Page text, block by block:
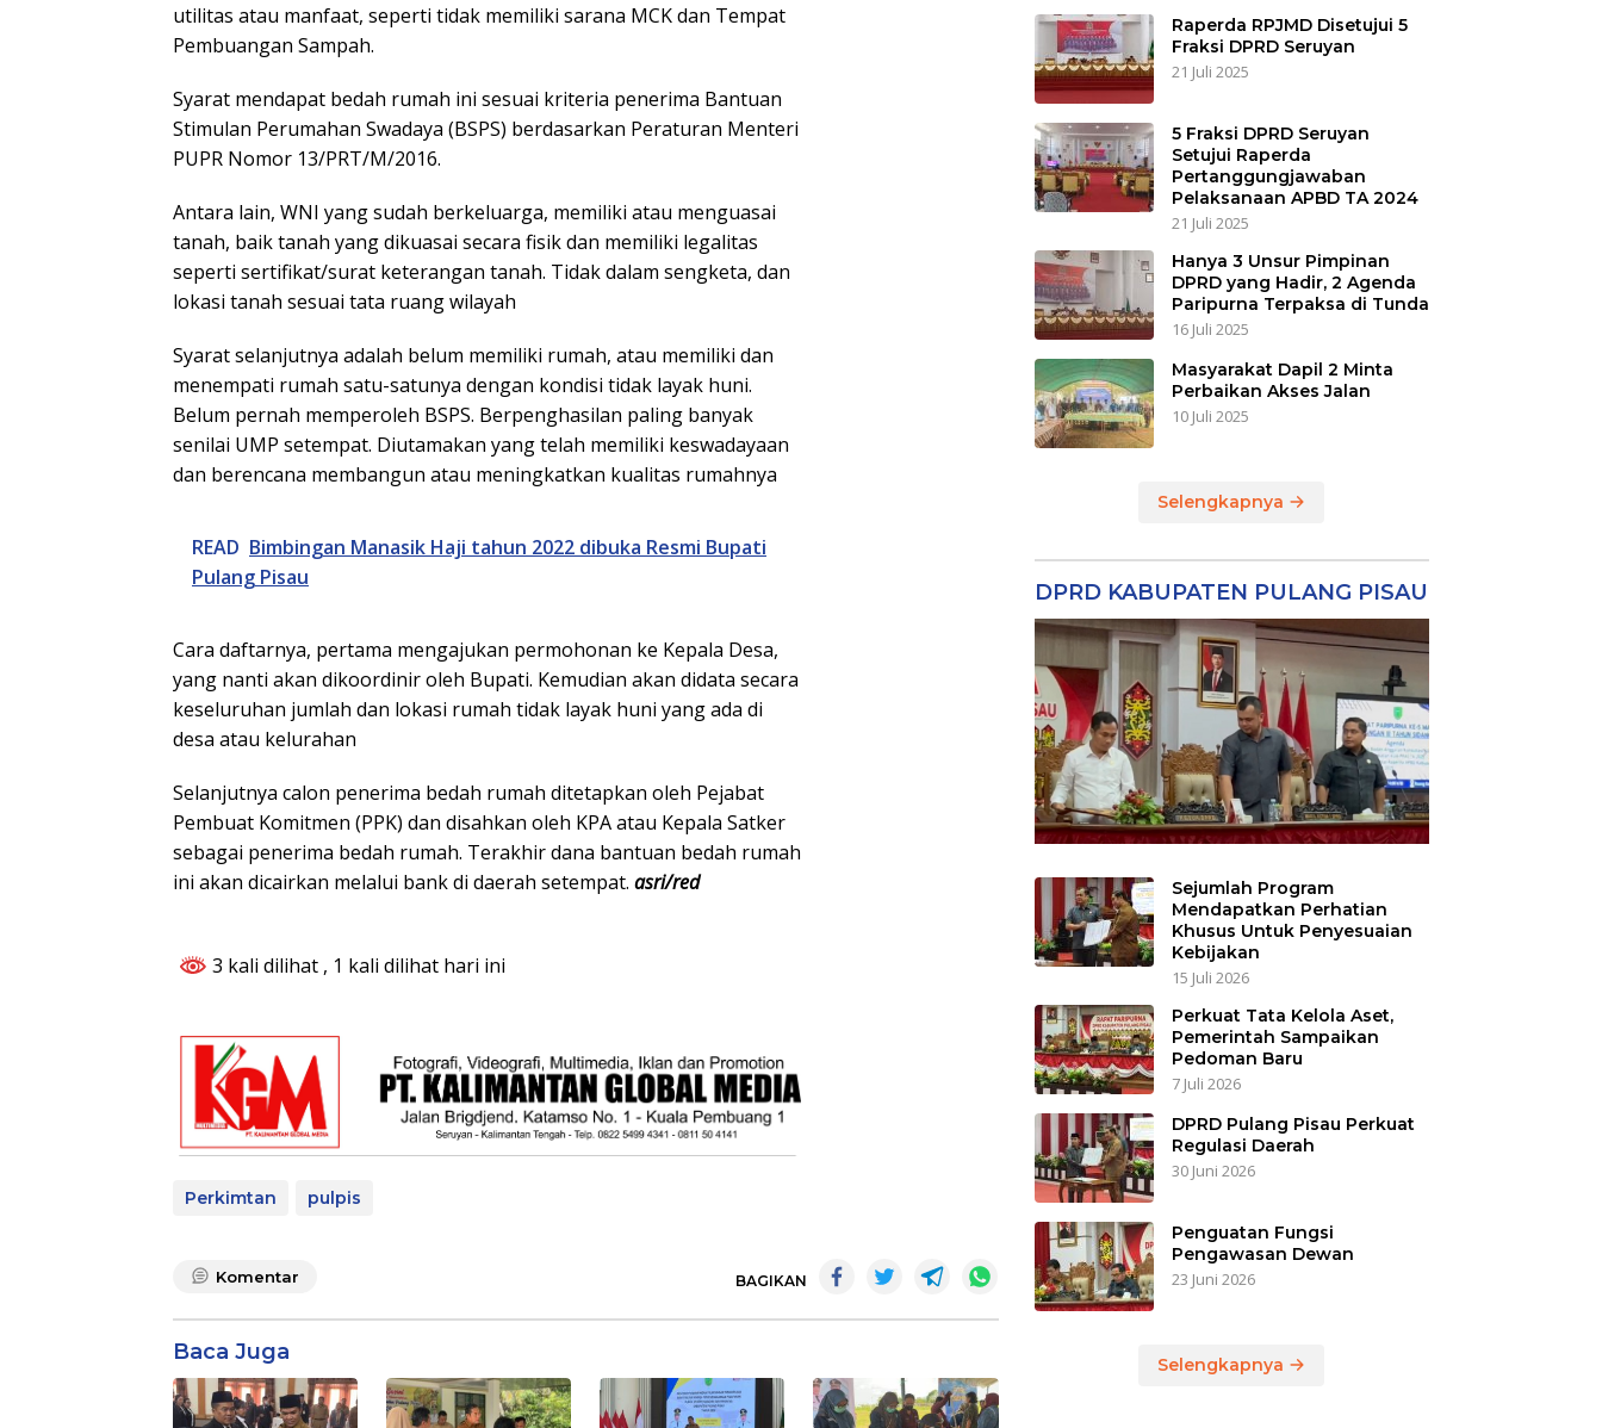
utilitas atau manfaat, seperti tidak memiliki sarana MCK dan Tempat
Pembuangan Sampah.
Syarat mendapat bedah rumah ini sesuai kriteria penerima Bantuan
Stimulan Perumahan Swadaya (BSPS) berdasarkan Peraturan Menteri
PUPR Nomor 13/PRT/M/2016.
Antara lain, WNI yang sudah berkeluarga, memiliki atau menguasai
tanah, baik tanah yang dikuasai secara fisik dan memiliki legalitas
seperti sertifikat/surat keterangan tanah. Tidak dalam sengketa, dan
lokasi tanah sesuai tata ruang wilayah
Syarat selanjutnya adalah belum memiliki rumah, atau memiliki dan
menempati rumah satu-satunya dengan kondisi tidak layak huni.
Belum pernah memperoleh BSPS. Berpenghasilan paling banyak
senilai UMP setempat. Diutamakan yang telah memiliki keswadayaan
dan berencana membangun atau meningkatkan kualitas rumahnya
READ Bimbingan Manasik Haji tahun 2022 dibuka Resmi Bupati
Pulang Pisau
Cara daftarnya, pertama mengajukan permohonan ke Kepala Desa,
yang nanti akan dikoordinir oleh Bupati. Kemudian akan didata secara
keseluruhan jumlah dan lokasi rumah tidak layak huni yang ada di
desa atau kelurahan
Selanjutnya calon penerima bedah rumah ditetapkan oleh Pejabat
Pembuat Komitmen (PPK) dan disahkan oleh KPA atau Kepala Satker
sebagai penerima bedah rumah. Terakhir dana bantuan bedah rumah
ini akan dicairkan melalui bank di daerah setempat. asri/red
3 kali dilihat , 1 kali dilihat hari ini
Perkimtan pulpis
Komentar BAGIKAN
Baca Juga
Raperda RPJMD Disetujui 5
Fraksi DPRD Seruyan
21 Juli 2025
5 Fraksi DPRD Seruyan
Setujui Raperda
Pertanggungjawaban
Pelaksanaan APBD TA 2024
21 Juli 2025
Hanya 3 Unsur Pimpinan
DPRD yang Hadir, 2 Agenda
Paripurna Terpaksa di Tunda
16 Juli 2025
Masyarakat Dapil 2 Minta
Perbaikan Akses Jalan
10 Juli 2025
Selengkapnya
DPRD KABUPATEN PULANG PISAU
Sejumlah Program
Mendapatkan Perhatian
Khusus Untuk Penyesuaian
Kebijakan
15 Juli 2026
Perkuat Tata Kelola Aset,
Pemerintah Sampaikan
Pedoman Baru
7 Juli 2026
DPRD Pulang Pisau Perkuat
Regulasi Daerah
30 Juni 2026
Penguatan Fungsi
Pengawasan Dewan
23 Juni 2026
Selengkapnya